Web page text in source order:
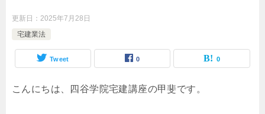
更新日： 2025年7月28日
宅建業法
Tweet 0 0
こんにちは、四谷学院宅建講座の甲斐です。